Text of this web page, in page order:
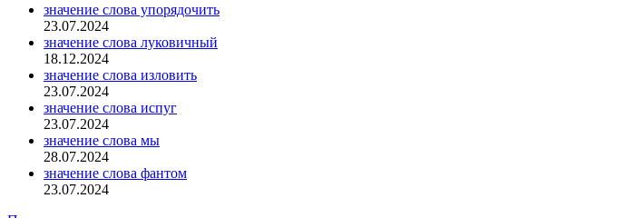
значение слова упорядочить
23.07.2024
значение слова луковичный
18.12.2024
значение слова изловить
23.07.2024
значение слова испуг
23.07.2024
значение слова мы
28.07.2024
значение слова фантом
23.07.2024